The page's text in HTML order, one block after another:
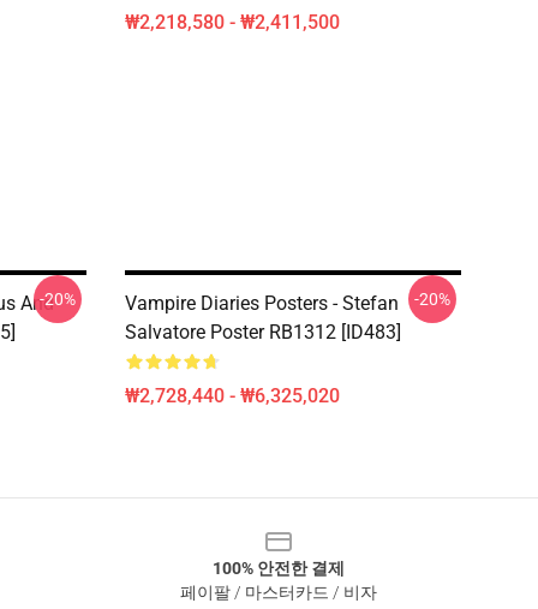
₩2,218,580 - ₩2,411,500
And-20%
Vampire Diaries Posters - Stefan
Salvatore Poster RB1312 [ID483]
₩2,728,440 - ₩6,325,020
-20%
100% 안전한 결제
페이팔 / 마스터카드 / 비자